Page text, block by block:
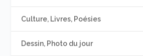
Culture, Livres, Poésies
Dessin, Photo du jour